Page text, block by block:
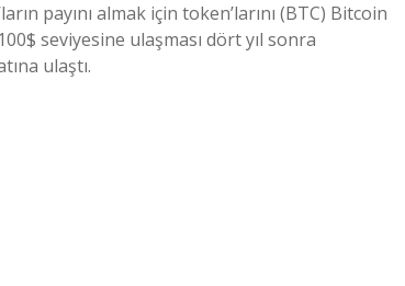
payını almak için token’larını (BTC) Bitcoin
seviyesine ulaşması dört yıl sonra
ulaştı.